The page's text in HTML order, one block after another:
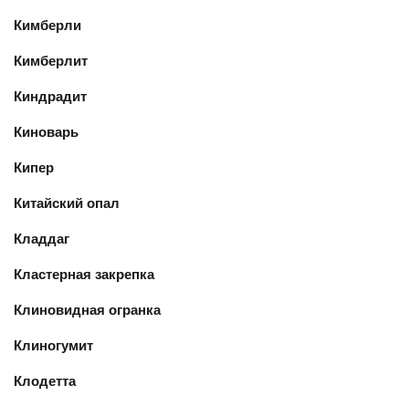
Кимберли
Кимберлит
Киндрадит
Киноварь
Кипер
Китайский опал
Кладдаг
Кластерная закрепка
Клиновидная огранка
Клиногумит
Клодетта